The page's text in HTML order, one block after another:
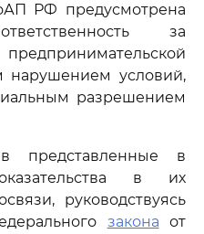
РФ предусмотрена
за
нарушением условий,
разрешением
представленные в
в их
руководствуясь
закона от